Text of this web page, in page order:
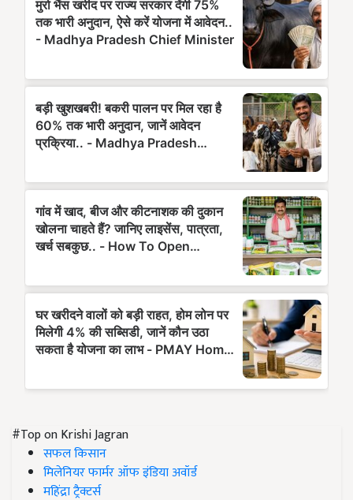
#Top on Krishi Jagran
सफल किसान
मिलेनियर फार्मर ऑफ इंडिया अवॉर्ड
महिंद्रा ट्रैक्टर्स